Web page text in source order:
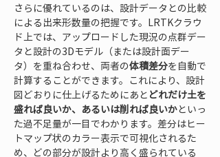
さらに優れているのは、設計データとの比較
による出来形数量の把握です。LRTKクラウ
ド上では、アップロードした現況の点群デー
タと設計の3Dモデル（または設計面デー
タ）を重ね合わせ、両者の体積差分を自動で
計算することができます。これにより、設計
図どおりに仕上げるためにあと どれだけ土を
盛れば良いか、あるいは削れば良いかといっ
た過不足量が一目でわかります。差分はヒー
トマップ状のカラー表示で可視化されるた
め、どの部分が設計より高く盛られている